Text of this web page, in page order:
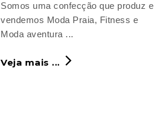
Somos uma confecção que produz e
vendemos Moda Praia, Fitness e
Moda aventura ...
Veja mais ...